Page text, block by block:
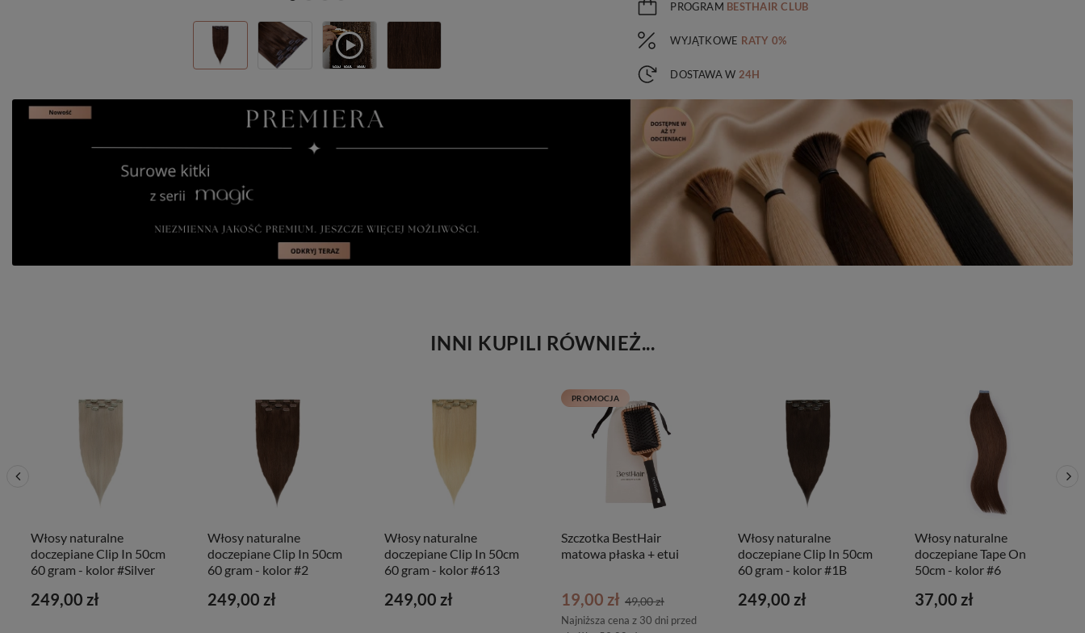
PROGRAM BESTHAIR CLUB
WYJĄTKOWE RATY 0%
DOSTAWA W 24H
INNI KUPILI RÓWNIEŻ...
Włosy naturalne
doczepiane Clip In 50cm
60 gram - kolor #Silver
249,00 zł
Włosy naturalne
doczepiane Clip In 50cm
60 gram - kolor #2
249,00 zł
Włosy naturalne
doczepiane Clip In 50cm
60 gram - kolor #613
249,00 zł
PROMOCJA
Szczotka BestHair
matowa płaska + etui
19,00 zł
Najniższa cena z 30 dni przed
49,00 zł
Włosy naturalne
doczepiane Clip In 50cm
60 gram - kolor #1B
249,00 zł
Włosy naturalne
doczepiane Tape On
50cm - kolor #6
37,00 zł